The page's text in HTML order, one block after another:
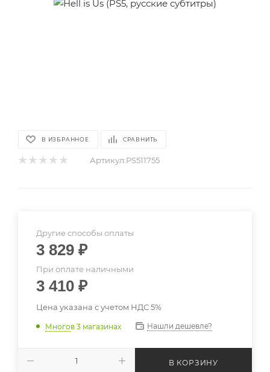
В ИЗБРАННОЕ СРАВНИТЬ
Артикул:PS511755
Другие способы оплаты
3 829 ₽
При оплате наличными
3 410 ₽
Цена указана с учетом НДС 5%
Многов 3 магазинах Нашли дешевле?
В КОРЗИНУ